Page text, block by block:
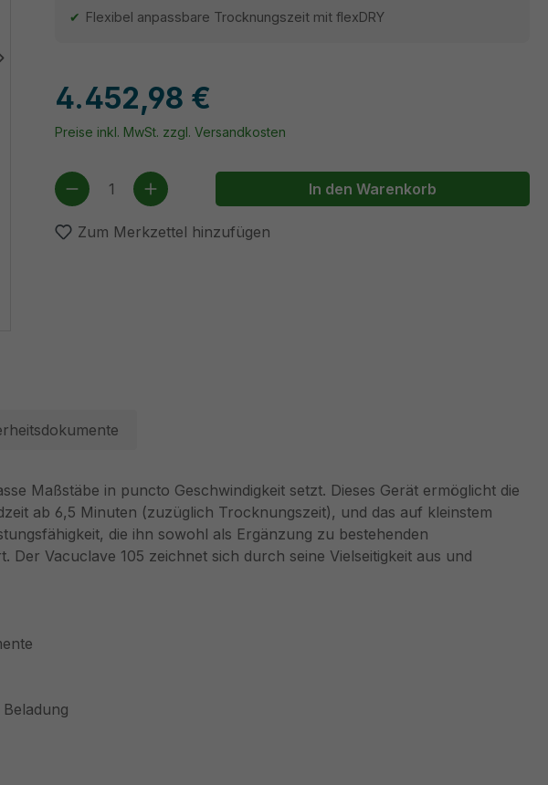
Flexibel anpassbare Trocknungszeit mit flexDRY
4.452,98 €
Preise inkl. MwSt. zzgl. Versandkosten
Produkt Anzahl: Gib den gewünschten Wert
In den Warenkorb
Zum Merkzettel hinzufügen
Maßstäbe in puncto Geschwindigkeit setzt. Dieses Gerät ermöglicht die
ab 6,5 Minuten (zuzüglich Trocknungszeit), und das auf kleinstem
die ihn sowohl als Ergänzung zu bestehenden
Vacuclave 105 zeichnet sich durch seine Vielseitigkeit aus und